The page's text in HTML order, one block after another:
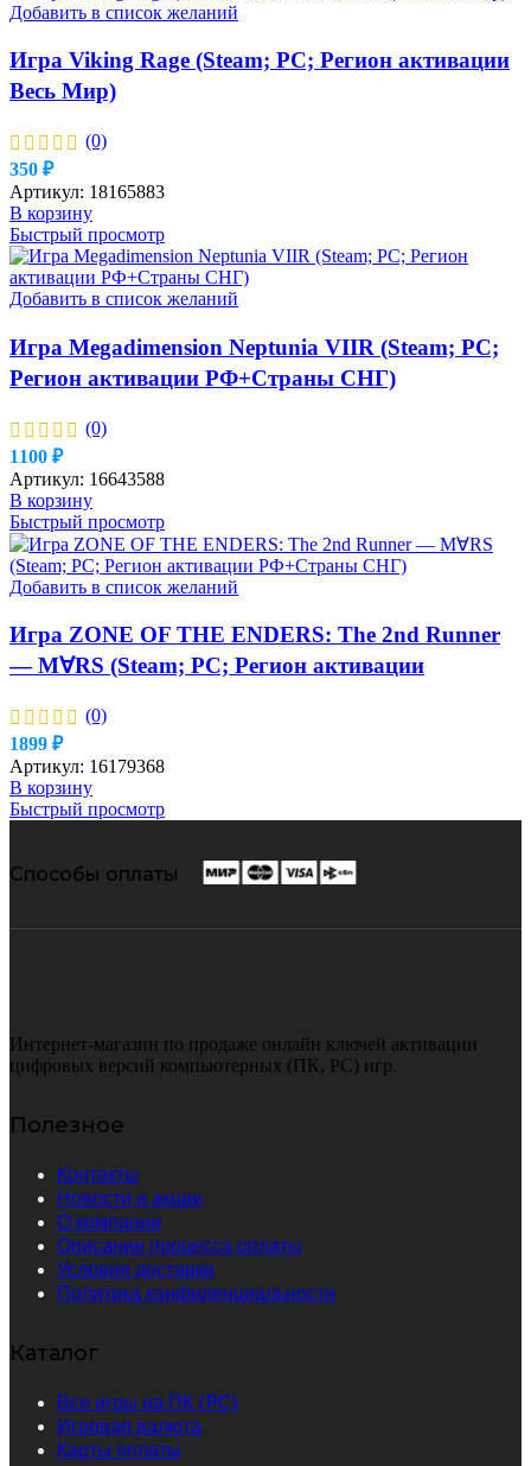
Добавить в список желаний
Игра Viking Rage (Steam; PC; Регион активации
Весь Мир)
(0)
350 ₽
Артикул: 18165883
В корзину
Быстрый просмотр
Добавить в список желаний
Игра Megadimension Neptunia VIIR (Steam; PC;
Регион активации РФ+Страны СНГ)
(0)
1100 ₽
Артикул: 16643588
В корзину
Быстрый просмотр
Добавить в список желаний
Игра ZONE OF THE ENDERS: The 2nd Runner
— M∀RS (Steam; PC; Регион активации
(0)
1899 ₽
Артикул: 16179368
В корзину
Быстрый просмотр
Способы оплаты
Интернет-магазин по продаже онлайн ключей активации
цифровых версий компьютерных (ПК, PC) игр.
Полезное
Контакты
Новости и акции
О компании
Описание процесса оплаты
Условия доставки
Политика конфиденциальности
Каталог
Все игры на ПК (PC)
Игровая валюта
Карты оплаты